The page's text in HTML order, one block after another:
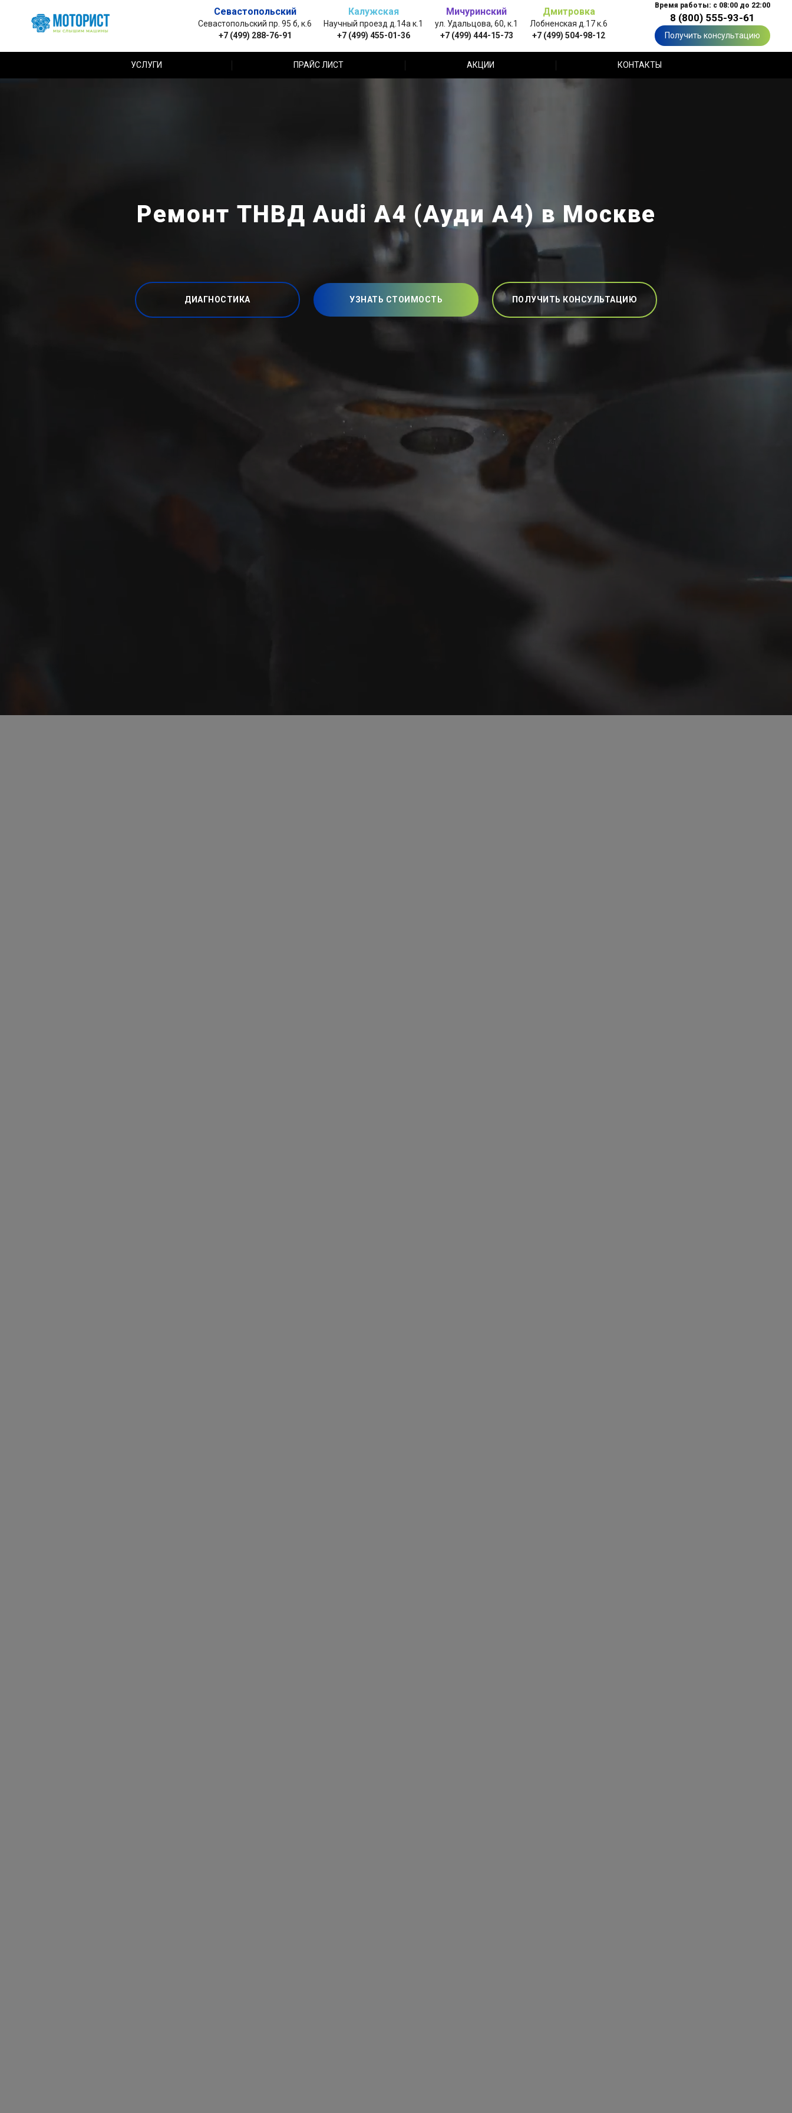
Севастопольский
Севастопольский пр. 95 б, к.6
+7 (499) 288-76-91
Калужская
Научный проезд д.14а к.1
+7 (499) 455-01-36
Мичуринский
ул. Удальцова, 60, к.1
+7 (499) 444-15-73
Дмитровка
Лобненская д.17 к.6
+7 (499) 504-98-12
Время работы: с 08:00 до 22:00
8 (800) 555-93-61
Получить консультацию
УСЛУГИ ПРАЙС ЛИСТ АКЦИИ КОНТАКТЫ
Ремонт ТНВД Audi A4 (Ауди А4) в Москве
ДИАГНОСТИКА УЗНАТЬ СТОИМОСТЬ ПОЛУЧИТЬ КОНСУЛЬТАЦИЮ